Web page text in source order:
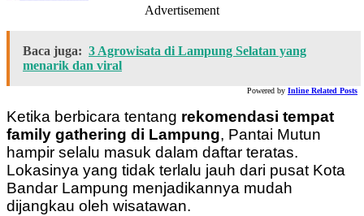
Advertisement
Baca juga: 3 Agrowisata di Lampung Selatan yang
menarik dan viral
Powered by Inline Related Posts
Ketika berbicara tentang rekomendasi tempat
family gathering di Lampung, Pantai Mutun
hampir selalu masuk dalam daftar teratas.
Lokasinya yang tidak terlalu jauh dari pusat Kota
Bandar Lampung menjadikannya mudah
dijangkau oleh wisatawan.